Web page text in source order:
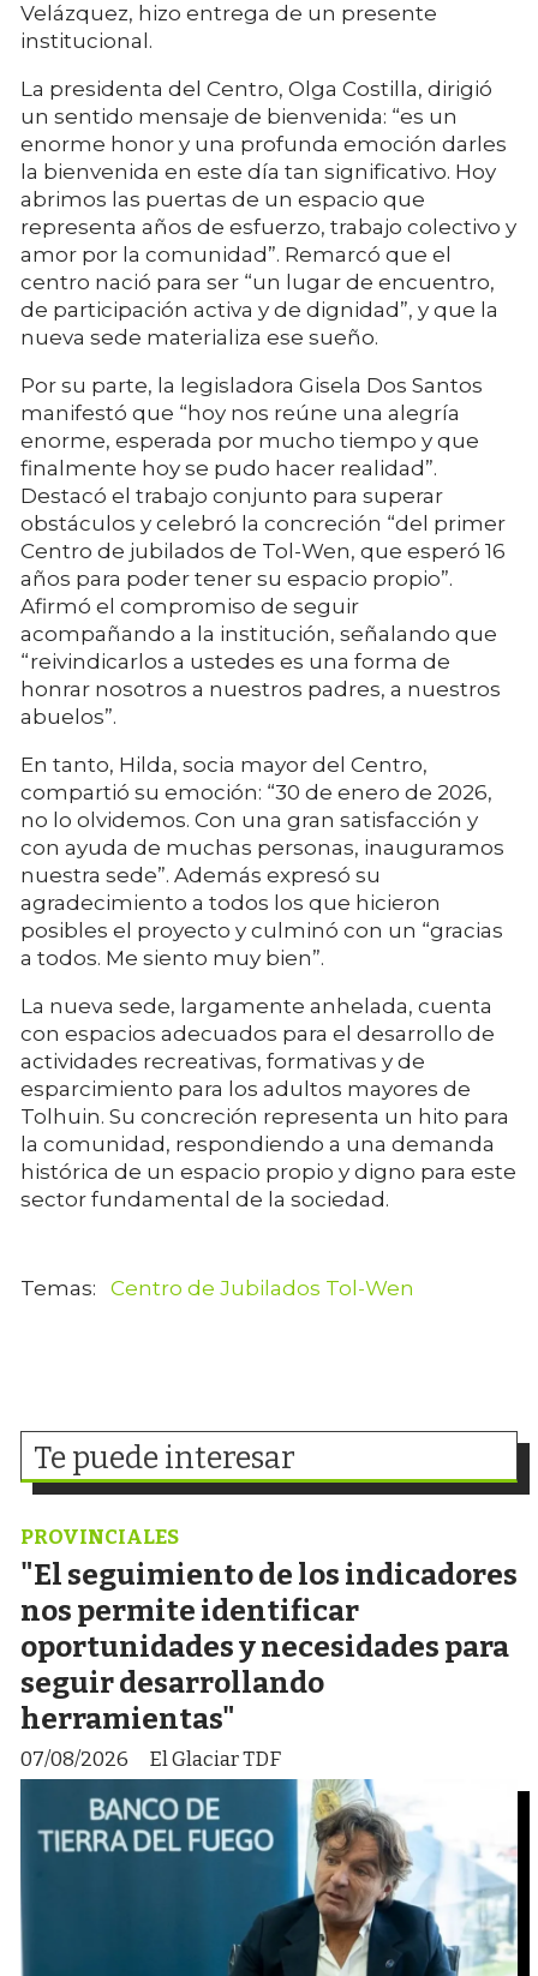
Velázquez, hizo entrega de un presente
institucional.
La presidenta del Centro, Olga Costilla, dirigió
un sentido mensaje de bienvenida: “es un
enorme honor y una profunda emoción darles
la bienvenida en este día tan significativo. Hoy
abrimos las puertas de un espacio que
representa años de esfuerzo, trabajo colectivo y
amor por la comunidad”. Remarcó que el
centro nació para ser “un lugar de encuentro,
de participación activa y de dignidad”, y que la
nueva sede materializa ese sueño.
Por su parte, la legisladora Gisela Dos Santos
manifestó que “hoy nos reúne una alegría
enorme, esperada por mucho tiempo y que
finalmente hoy se pudo hacer realidad”.
Destacó el trabajo conjunto para superar
obstáculos y celebró la concreción “del primer
Centro de jubilados de Tol-Wen, que esperó 16
años para poder tener su espacio propio”.
Afirmó el compromiso de seguir
acompañando a la institución, señalando que
“reivindicarlos a ustedes es una forma de
honrar nosotros a nuestros padres, a nuestros
abuelos”.
En tanto, Hilda, socia mayor del Centro,
compartió su emoción: “30 de enero de 2026,
no lo olvidemos. Con una gran satisfacción y
con ayuda de muchas personas, inauguramos
nuestra sede”. Además expresó su
agradecimiento a todos los que hicieron
posibles el proyecto y culminó con un “gracias
a todos. Me siento muy bien”.
La nueva sede, largamente anhelada, cuenta
con espacios adecuados para el desarrollo de
actividades recreativas, formativas y de
esparcimiento para los adultos mayores de
Tolhuin. Su concreción representa un hito para
la comunidad, respondiendo a una demanda
histórica de un espacio propio y digno para este
sector fundamental de la sociedad.
Centro de Jubilados Tol-Wen
Te puede interesar
"El seguimiento de los indicadores
nos permite identificar
oportunidades y necesidades para
seguir desarrollando
herramientas"
El Glaciar TDF
PROVINCIALES
07/08/2026